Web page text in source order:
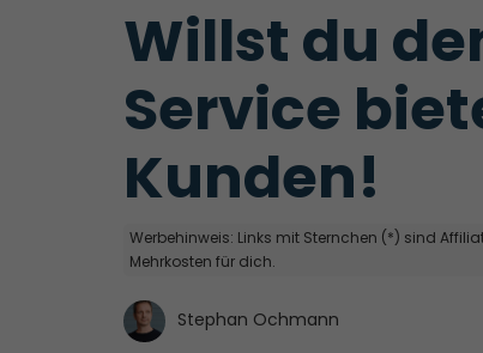
Willst du
Service
Kunden!
Werbehinweis: Links mit Sternchen (*) sind
Mehrkosten für dich.
Stephan Ochmann